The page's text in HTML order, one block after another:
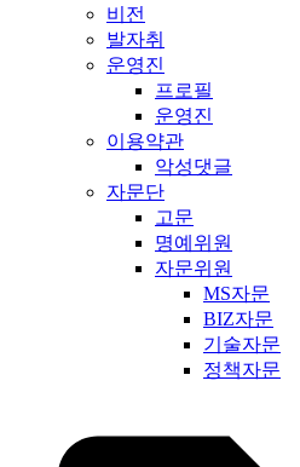
비전
발자취
운영진
프로필
운영진
이용약관
악성댓글
자문단
고문
명예위원
자문위원
MS자문
BIZ자문
기술자문
정책자문